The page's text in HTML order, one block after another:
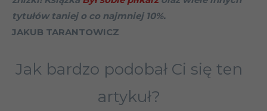
tytułów taniej o co najmniej 10%.
JAKUB TARANTOWICZ
Jak bardzo podobał Ci się ten
artykuł?